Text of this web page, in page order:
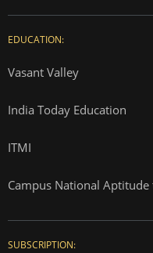
EDUCATION:
Vasant Valley
India Today Education
ITMI
Campus National Aptitude
SUBSCRIPTION: